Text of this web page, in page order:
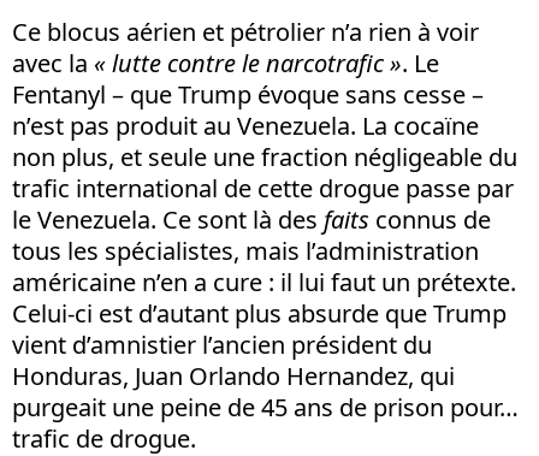
Ce blocus aérien et pétrolier n’a rien à voir
avec la « lutte contre le narcotrafic ». Le
Fentanyl – que Trump évoque sans cesse –
n’est pas produit au Venezuela. La cocaïne
non plus, et seule une fraction négligeable du
trafic international de cette drogue passe par
le Venezuela. Ce sont là des faits connus de
tous les spécialistes, mais l’administration
américaine n’en a cure : il lui faut un prétexte.
Celui-ci est d’autant plus absurde que Trump
vient d’amnistier l’ancien président du
Honduras, Juan Orlando Hernandez, qui
purgeait une peine de 45 ans de prison pour…
trafic de drogue.